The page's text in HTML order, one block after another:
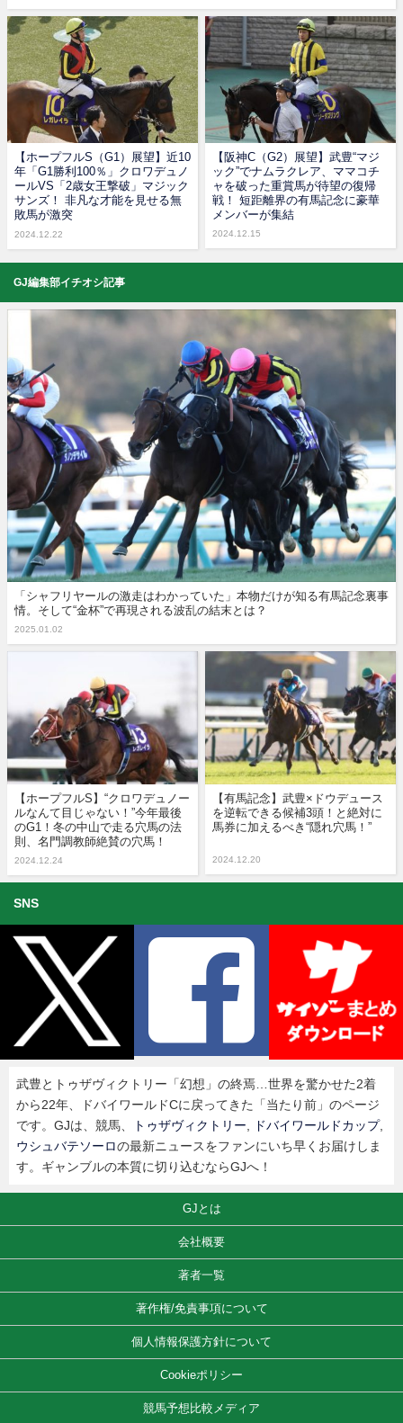
【ホープフルS（G1）展望】近10
年「G1勝利100％」クロワデュノ
ールVS「2歳女王撃破」マジック
サンズ！ 非凡な才能を見せる無
敗馬が激突
2024.12.22
【阪神C（G2）展望】武豊“マジ
ック”でナムラクレア、ママコチ
ャを破った重賞馬が待望の復帰
戦！ 短距離界の有馬記念に豪華
メンバーが集結
2024.12.15
GJ編集部イチオシ記事
「シャフリヤールの激走はわかっていた」本物だけが知る有馬記念裏事
情。そして“金杯”で再現される波乱の結末とは？
2025.01.02
【ホープフルS】“クロワデュノー
ルなんて目じゃない！”今年最後
のG1！冬の中山で走る穴馬の法
則、名門調教師絶賛の穴馬！
2024.12.24
【有馬記念】武豊×ドウデュース
を逆転できる候補3頭！と絶対に
馬券に加えるべき“隠れ穴馬！”
2024.12.20
SNS
武豊とトゥザヴィクトリー「幻想」の終焉…世界を驚かせた2着
から22年、ドバイワールドCに戻ってきた「当たり前」のページ
です。GJは、競馬、
トゥザヴィクトリー ドバイワールドカップ,
ウシュバテソーロの最新ニュースをファンにいち早くお届けしま
す。ギャンブルの本質に切り込むならGJへ！
GJとは
会社概要
著者一覧
著作権/免責事項について
個人情報保護方針について
Cookieポリシー
競馬予想比較メディア